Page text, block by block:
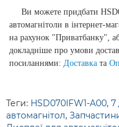
Ви можете придбати
автомагнітоли в інтернет-
на рахунок "Приватбанку",
докладніше про умови
посиланнями: Доставка та
Теги: HSD070IFW1-A00, 7
автомагнітол,